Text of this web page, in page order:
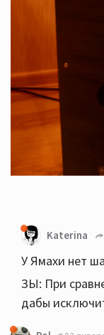
Katerina
У Ямахи нет
ЗЫ: При
дабы